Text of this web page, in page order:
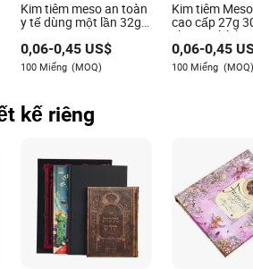
Kim tiêm meso an toàn
y tế dùng một lần 32g
0,06-0,45US$
100 Miếng (MOQ)
Kim tiêm
cao cấp 27g
cho độ chính
0,06-0,45
100 Miếng (MOQ)
kế riêng